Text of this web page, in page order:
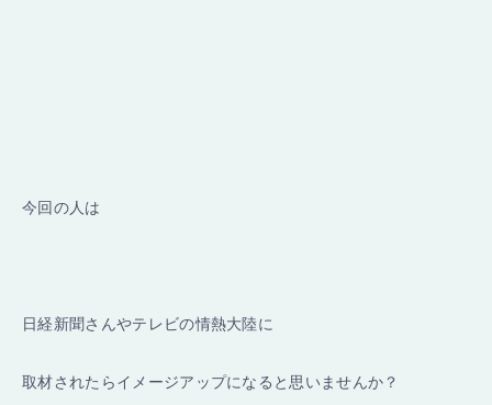
今回の人は
日経新聞さんやテレビの情熱大陸に
取材されたらイメージアップになると思いませんか？